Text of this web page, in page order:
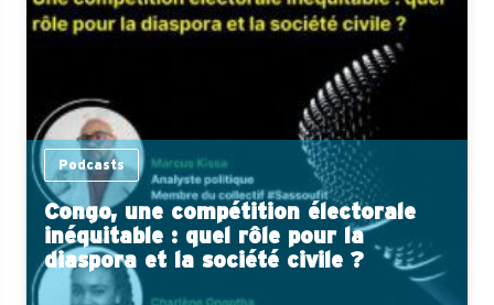
Podcasts
Congo, une compétition électorale
inéquitable : quel rôle pour la
diaspora et la société civile ?